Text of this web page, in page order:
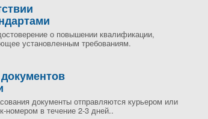
о повышении квалификации,
установленным требованиям.
документы отправляются курьером или
номером в течение 2-3 дней..